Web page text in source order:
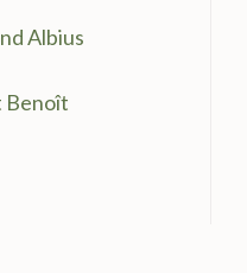
Albius
Benoît